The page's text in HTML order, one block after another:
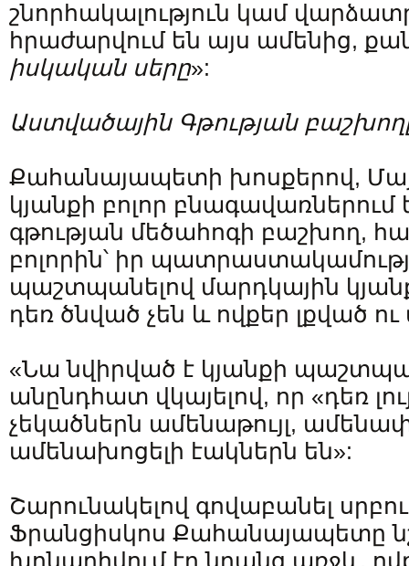
շնորհակալություն կամ
հրաժարվում են այս ամենից,
իսկական սերը»:
Աստվածային Գթության
Քահանայապետի խոսքերով,
կյանքի բոլոր բնագավառներում
գթության մեծահոգի բաշխող,
բոլորին՝ իր
պաշտպանելով մարդկային
դեռ ծնված չեն և ովքեր լքված
«Նա նվիրված է կյանքի
անընդհատ վկայելով, որ «դեռ
չեկածներն ամենաթույլ,
ամենախոցելի էակներն են»:
Շարունակելով գովաբանել
Ֆրանցիսկոս Քահանայապետը
խոնարհվում էր նրանց առջև,